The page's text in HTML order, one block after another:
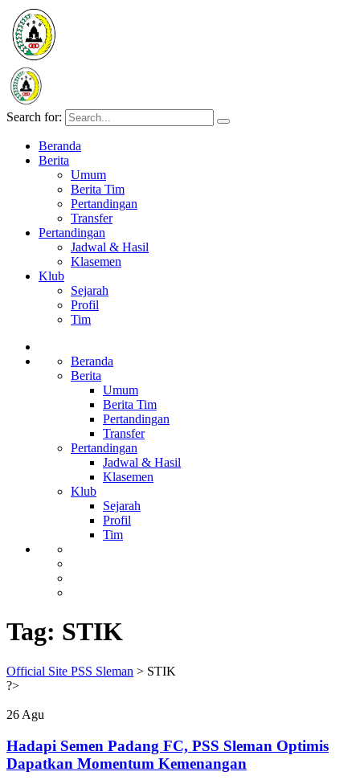
Search for:
Beranda
Berita
Umum
Berita Tim
Pertandingan
Transfer
Pertandingan
Jadwal & Hasil
Klasemen
Klub
Sejarah
Profil
Tim
Beranda
Berita
Umum
Berita Tim
Pertandingan
Transfer
Pertandingan
Jadwal & Hasil
Klasemen
Klub
Sejarah
Profil
Tim
Tag: STIK
Official Site PSS Sleman > STIK
?>
26 Agu
Hadapi Semen Padang FC, PSS Sleman Optimis
Dapatkan Momentum Kemenangan